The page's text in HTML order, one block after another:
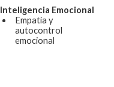
Inteligencia Emocional
Empatía y
autocontrol
emocional